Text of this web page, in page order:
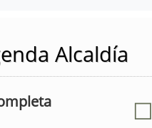
Alcaldía
☐